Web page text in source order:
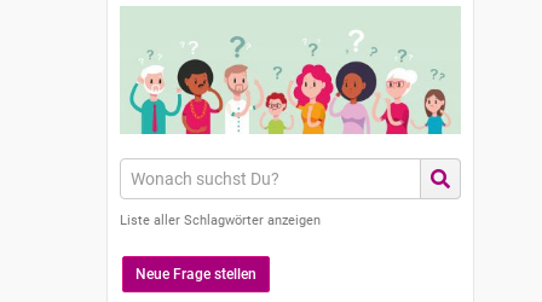
Liste aller Schlagwörter anzeigen
Neue Frage stellen